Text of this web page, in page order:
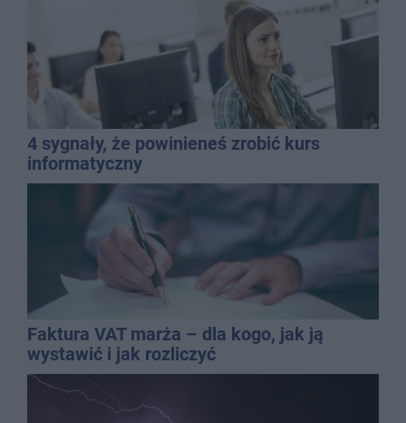
4 sygnały, że powinieneś zrobić kurs
informatyczny
Faktura VAT marża – dla kogo, jak ją
wystawić i jak rozliczyć